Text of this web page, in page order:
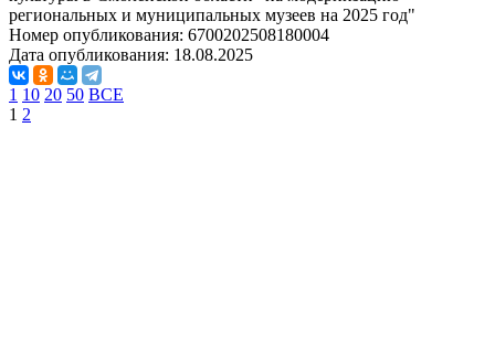
региональных и муниципальных музеев на 2025 год"
Номер опубликования: 6700202508180004
Дата опубликования: 18.08.2025
1 10 20 50 ВСЕ
1 2